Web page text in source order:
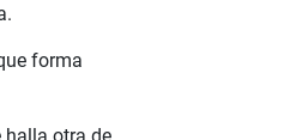
forma
halla otra de